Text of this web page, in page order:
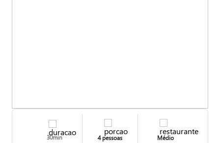
30min 4 pessoas Médio